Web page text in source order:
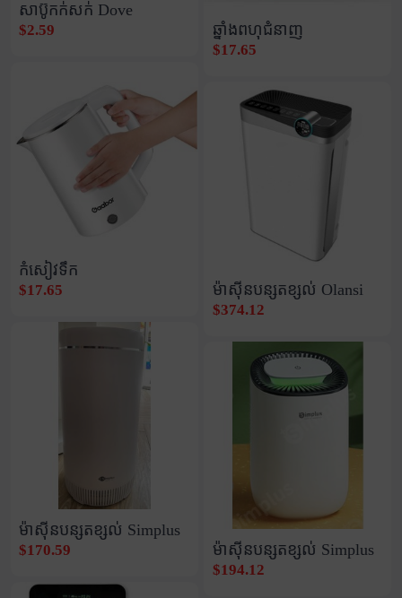
សាប៊ូកក់សក់ Dove
$2.59
កំសៀវទឹក
$17.65
ម៉ាស៊ីនបន្សុតខ្សល់ Simplus
$170.59
ឆ្នាំងពហុជំនាញ
$17.65
ម៉ាស៊ីនបន្សុតខ្សល់ Olansi
$374.12
ម៉ាស៊ីនបន្សុតខ្សល់ Simplus
$194.12